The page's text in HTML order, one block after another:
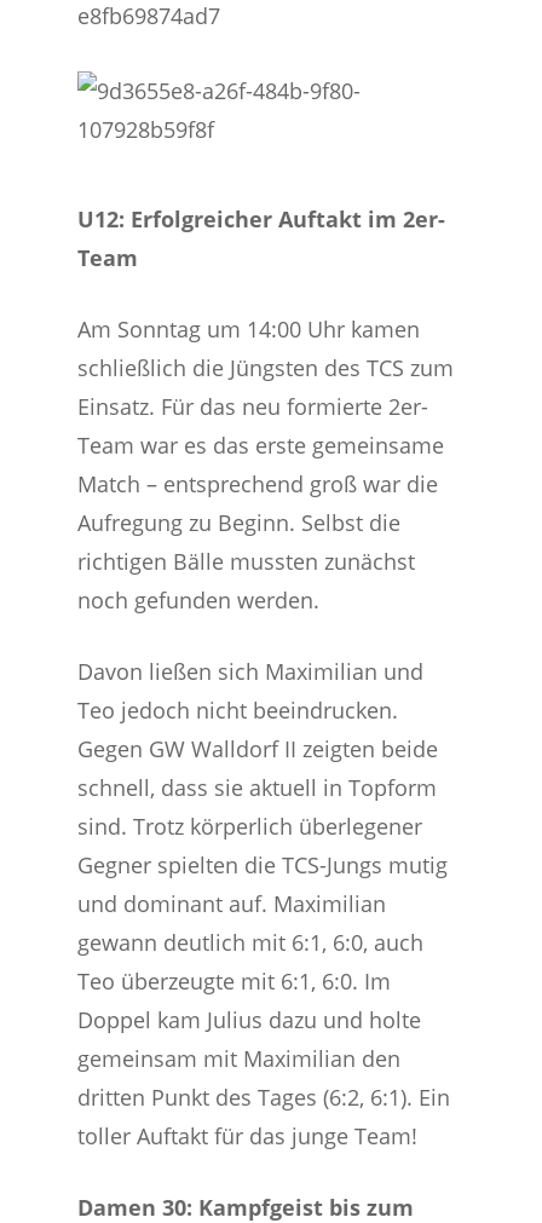
U12: Erfolgreicher Auftakt im 2er-
Team
Am Sonntag um 14:00 Uhr kamen
schließlich die Jüngsten des TCS zum
Einsatz. Für das neu formierte 2er-
Team war es das erste gemeinsame
Match – entsprechend groß war die
Aufregung zu Beginn. Selbst die
richtigen Bälle mussten zunächst
noch gefunden werden.
Davon ließen sich Maximilian und
Teo jedoch nicht beeindrucken.
Gegen GW Walldorf II zeigten beide
schnell, dass sie aktuell in Topform
sind. Trotz körperlich überlegener
Gegner spielten die TCS-Jungs mutig
und dominant auf. Maximilian
gewann deutlich mit 6:1, 6:0, auch
Teo überzeugte mit 6:1, 6:0. Im
Doppel kam Julius dazu und holte
gemeinsam mit Maximilian den
dritten Punkt des Tages (6:2, 6:1). Ein
toller Auftakt für das junge Team!
Damen 30: Kampfgeist bis zum